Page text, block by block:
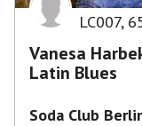
LC007,
Vanesa
Latin Blues
Soda Club